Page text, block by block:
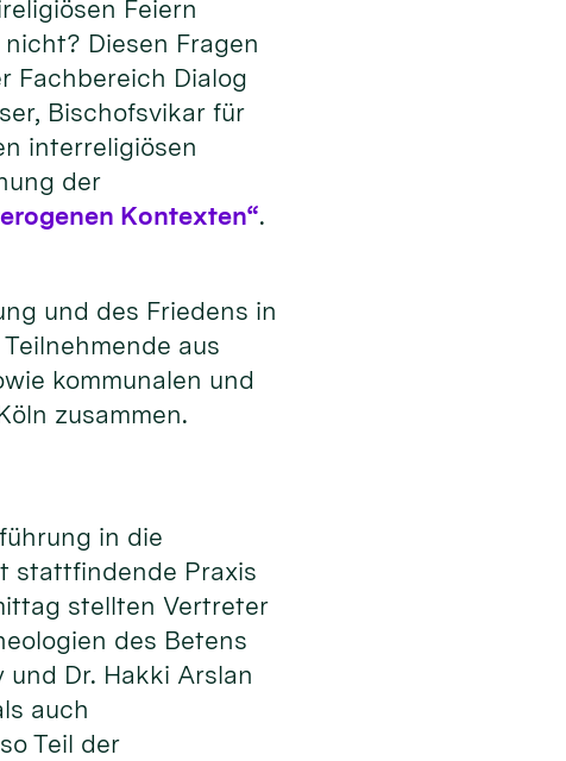
Feiern
Diesen Fragen
Fachbereich Dialog
Bischofsvikar für
interreligiösen
der
Kontexten“.
und des Friedens in
aus
kommunalen und
zusammen.
in die
stattfindende Praxis
stellten Vertreter
des Betens
und Dr. Hakki Arslan
auch
Teil der